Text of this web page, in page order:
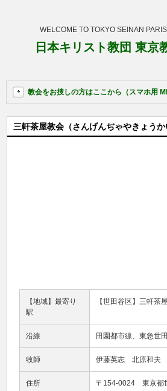
WELCOME TO TOKYO SEINAN
日本キリスト教団 東京
教会をお捜しの方はここから（スマホ用
三軒茶屋教会（さんげんぢゃやきょうか
【地域】最寄り
駅
【世田谷区】三軒茶
沿線 田園都市線、東急世
牧師 伊藤英志 北原和夫
住所 〒154-0024 東京都